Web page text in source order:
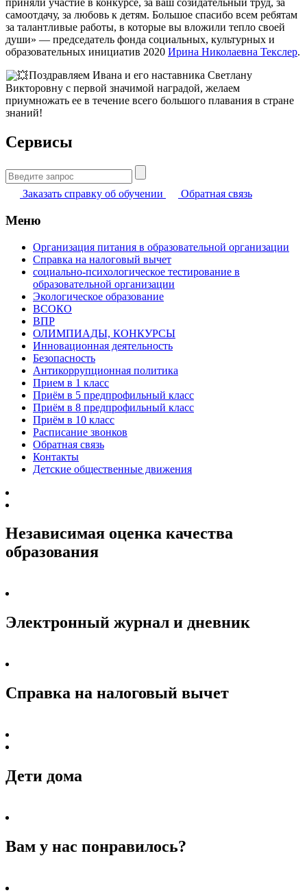
самоотдачу, за любовь к детям. Большое спасибо всем ребятам
за талантливые работы, в которые вы вложили тепло своей
души» — председатель фонда социальных, культурных и
образовательных инициатив 2020 Ирина Николаевна Текслер.
Поздравляем Ивана и его наставника Светлану
Викторовну с первой значимой наградой, желаем
приумножать ее в течение всего большого плавания в стране
знаний!
Сервисы
Найти:
Заказать справку об обучении
Обратная связь
Меню
Организация питания в образовательной организации
Справка на налоговый вычет
социально-психологическое тестирование в
образовательной организации
Экологическое образование
ВСОКО
ВПР
ОЛИМПИАДЫ, КОНКУРСЫ
Инновационная деятельность
Безопасность
Антикоррупционная политика
Прием в 1 класс
Приём в 5 предпрофильный класс
Приём в 8 предпрофильный класс
Приём в 10 класс
Расписание звонков
Обратная связь
Контакты
Детские общественные движения
Независимая оценка качества
образования
Электронный журнал и дневник
Справка на налоговый вычет
Дети дома
Вам у нас понравилось?